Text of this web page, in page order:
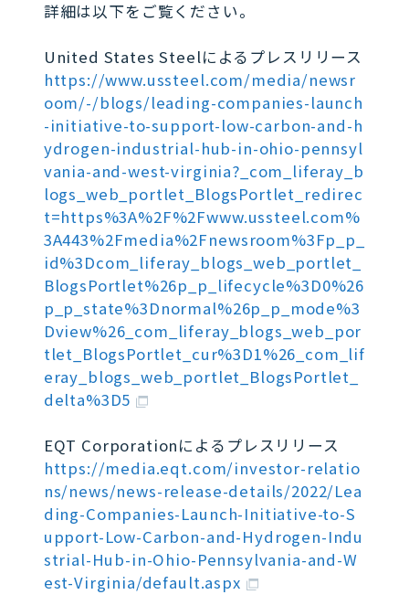
詳細は以下をご覧ください。
United States Steelによるプレスリリース
https://www.ussteel.com/media/newsr
oom/-/blogs/leading-companies-launch
-initiative-to-support-low-carbon-and-h
ydrogen-industrial-hub-in-ohio-pennsyl
vania-and-west-virginia?_com_liferay_b
logs_web_portlet_BlogsPortlet_redirec
t=https%3A%2F%2Fwww.ussteel.com%
3A443%2Fmedia%2Fnewsroom%3Fp_p_
id%3Dcom_liferay_blogs_web_portlet_
BlogsPortlet%26p_p_lifecycle%3D0%26
p_p_state%3Dnormal%26p_p_mode%3
Dview%26_com_liferay_blogs_web_por
tlet_BlogsPortlet_cur%3D1%26_com_lif
eray_blogs_web_portlet_BlogsPortlet_
delta%3D5
EQT Corporationによるプレスリリース
https://media.eqt.com/investor-relatio
ns/news/news-release-details/2022/Lea
ding-Companies-Launch-Initiative-to-S
upport-Low-Carbon-and-Hydrogen-Indu
strial-Hub-in-Ohio-Pennsylvania-and-W
est-Virginia/default.aspx